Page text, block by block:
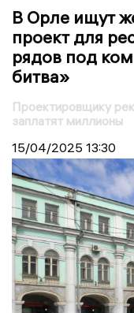
В Орле ищут
проект для
рядов под
битва»
Проектировщику
заплатят миллионы
15/04/2025 13:30